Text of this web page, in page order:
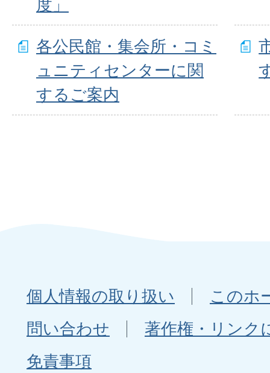
度」
各公民館・集会所・コミ
ュニティセンターに関
するご案内
個人情報の取り扱い
このホ
問い合わせ
著作権・リンク
免責事項